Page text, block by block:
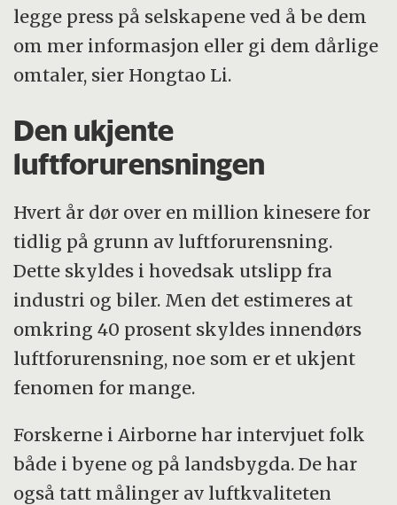
legge press på selskapene ved å be dem
om mer informasjon eller gi dem dårlige
omtaler, sier Hongtao Li.
Den ukjente
luftforurensningen
Hvert år dør over en million kinesere for
tidlig på grunn av luftforurensning.
Dette skyldes i hovedsak utslipp fra
industri og biler. Men det estimeres at
omkring 40 prosent skyldes innendørs
luftforurensning, noe som er et ukjent
fenomen for mange.
Forskerne i Airborne har intervjuet folk
både i byene og på landsbygda. De har
også tatt målinger av luftkvaliteten